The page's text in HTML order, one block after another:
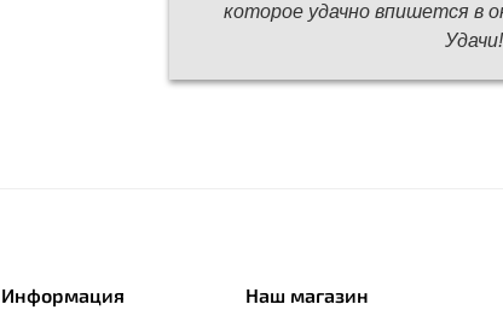
которое удачно впишется в
Удачи!
Информация
Наш магазин